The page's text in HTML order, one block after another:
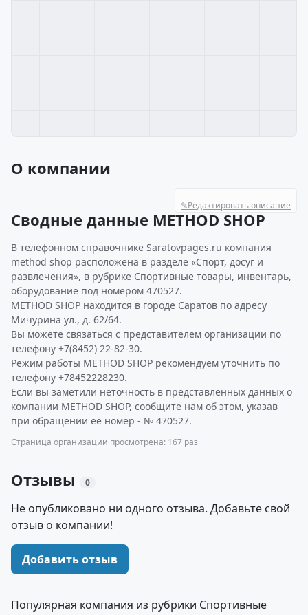
О компании
✎Редактировать описание
Сводные данные METHOD SHOP
В телефонном справочнике Saratovpages.ru компания
method shop расположена в разделе «Спорт, досуг и
развлечения», в рубрике Спортивные товары, инвентарь,
оборудование под номером 470527.
METHOD SHOP находится в городе Саратов по адресу
Мичурина ул., д. 62/64.
Вы можете связаться с представителем организации по
телефону +7(8452) 22-82-30.
Режим работы METHOD SHOP рекомендуем уточнить по
телефону +78452228230.
Если вы заметили неточность в представленных данных о
компании METHOD SHOP, сообщите нам об этом, указав
при обращении ее номер - № 470527.
Страница организации просмотрена: 167 раз
Отзывы 0
Не опубликовано ни одного отзыва. Добавьте свой
отзыв о компании!
Добавить отзыв
Популярная компания из рубрики Спортивные